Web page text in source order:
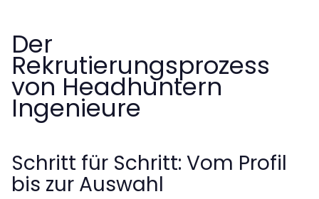
Der
Rekrutierungsprozess
von Headhuntern
Ingenieure
Schritt für Schritt: Vom Profil
bis zur Auswahl